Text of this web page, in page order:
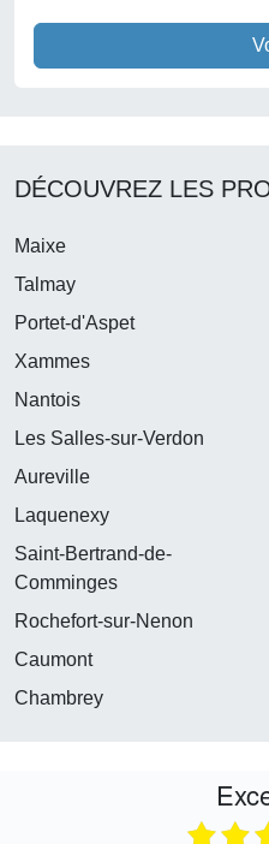
DÉCOUVREZ LES
Maixe
Talmay
Portet-d'Aspet
Xammes
Nantois
Les Salles-sur-Verdon
Aureville
Laquenexy
Saint-Bertrand-de-
Comminges
Rochefort-sur-Nenon
Caumont
Chambrey